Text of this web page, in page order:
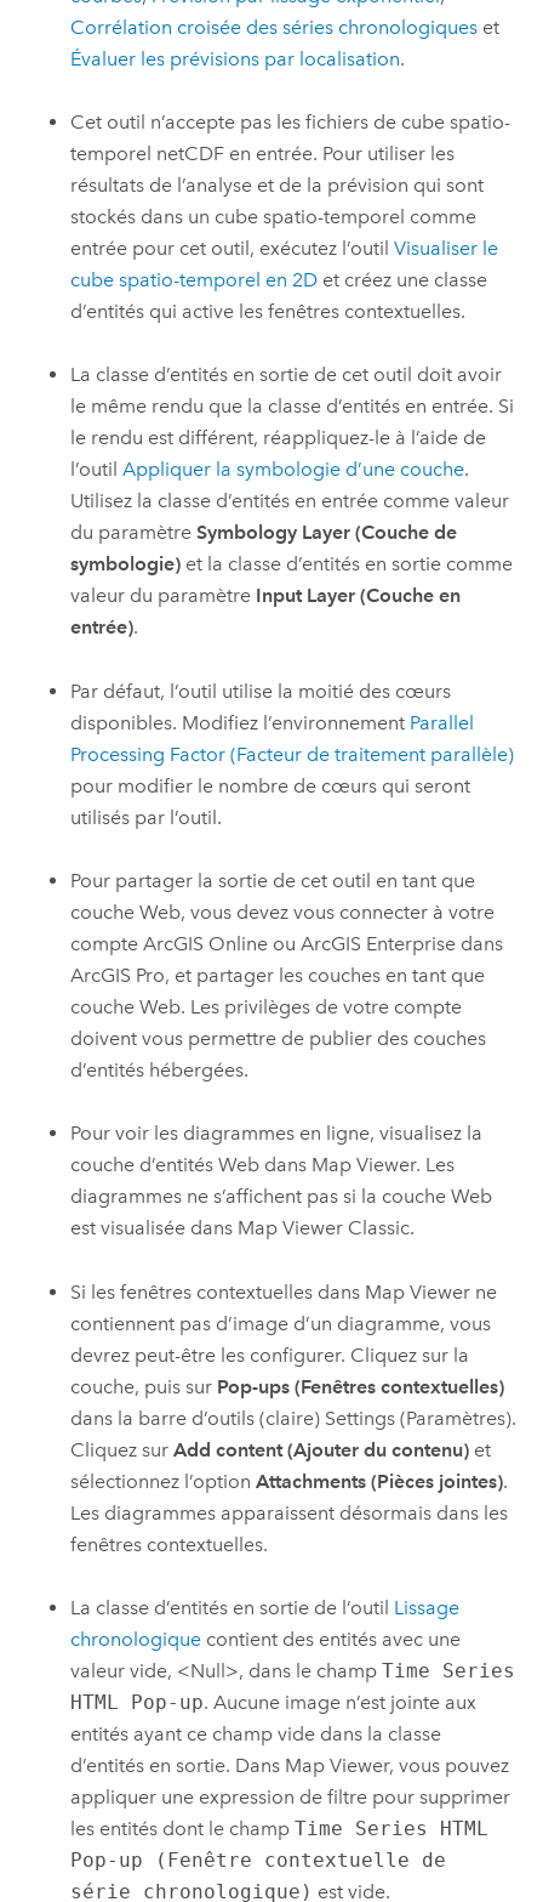
Corrélation croisée des séries chronologiques et
Évaluer les prévisions par localisation.
Cet outil n’accepte pas les fichiers de cube spatio-
temporel netCDF en entrée. Pour utiliser les
résultats de l’analyse et de la prévision qui sont
stockés dans un cube spatio-temporel comme
entrée pour cet outil, exécutez l’outilVisualiser le
cube spatio-temporel en 2D et créez une classe
d’entités qui active les fenêtres contextuelles.
La classe d’entités en sortie de cet outil doit avoir
le même rendu que la classe d’entités en entrée. Si
le rendu est différent, réappliquez-le à l’aide de
l’outilAppliquer la symbologie d’une couche.
Utilisez la classe d’entités en entrée comme valeur
du paramètreSymbology Layer (Couche de
symbologie) et la classe d’entités en sortie comme
valeur du paramètre Input Layer (Couche en
entrée).
Par défaut, l’outil utilise la moitié des cœurs
disponibles. Modifiez l’environnement Parallel
Processing Factor (Facteur de traitement parallèle)
pour modifier le nombre de cœurs qui seront
utilisés par l’outil.
Pour partager la sortie de cet outil en tant que
couche Web, vous devez vous connecter à votre
compteArcGIS Online ouArcGIS Enterprise dans
ArcGIS Pro, et partager les couches en tant que
couche Web. Les privilèges de votre compte
doivent vous permettre de publier des couches
d’entités hébergées.
Pour voir les diagrammes en ligne, visualisez la
couche d’entités Web dans Map Viewer. Les
diagrammes ne s’affichent pas si la couche Web
est visualisée dans Map Viewer Classic.
Si les fenêtres contextuelles dans Map Viewer ne
contiennent pas d’image d’un diagramme, vous
devrez peut-être les configurer. Cliquez sur la
couche, puis sur Pop-ups (Fenêtres contextuelles)
dans la barre d’outils (claire) Settings (Paramètres).
Cliquez surAdd content (Ajouter du contenu) et
sélectionnez l’optionAttachments (Pièces jointes).
Les diagrammes apparaissent désormais dans les
fenêtres contextuelles.
La classe d’entités en sortie de l’outil Lissage
chronologique contient des entités avec une
valeur vide, <Null>, dans le champTime Series
HTML Pop-up. Aucune image n’est jointe aux
entités ayant ce champ vide dans la classe
d’entités en sortie. Dans Map Viewer, vous pouvez
appliquer une expression de filtre pour supprimer
les entités dont le champTime Series HTML
Pop-up (Fenêtre contextuelle de
série chronologique) est vide.